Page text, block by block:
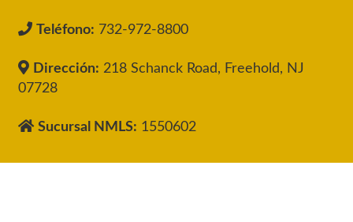
Teléfono: 732-972-8800
Dirección: 218 Schanck Road, Freehold, NJ
07728
Sucursal NMLS: 1550602